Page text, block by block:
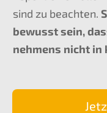
sind zu beach­ten.
bewusst sein,
neh­mens nicht